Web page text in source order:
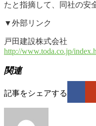
たと指摘して、同社の安
▼外部リンク
戸田建設株式会社
http://www.toda.co.jp/
関連
記事をシェアする